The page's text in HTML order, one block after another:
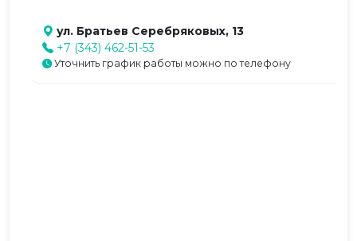
ул. Братьев Серебряковых, 13
+7 (343) 462-51-53
Уточнить график работы можно по телефону